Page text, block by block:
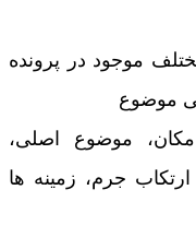
موجود در پرونده
موضوع
موضوع اصلی،
جرم، زمینه ها